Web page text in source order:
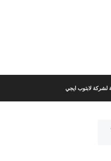
لابتوب ايجي